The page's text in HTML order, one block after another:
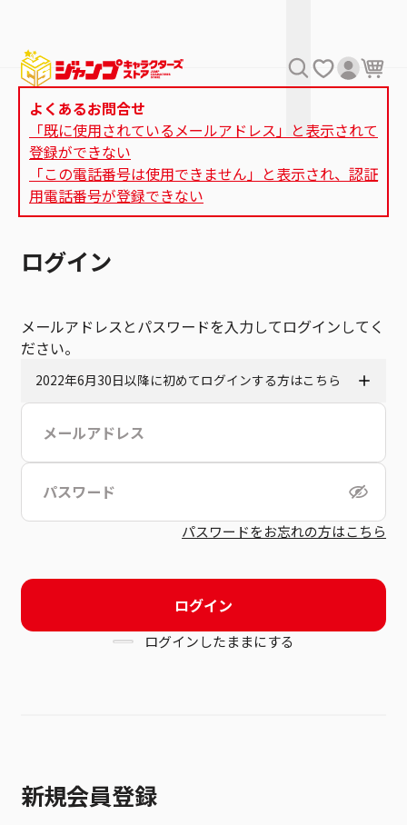
よくあるお問合せ
「既に使用されているメールアドレス」と表示されて
登録ができない
「この電話番号は使用できません」と表示され、認証
用電話番号が登録できない
ログイン
メールアドレスとパスワードを入力してログインしてく
ださい。
2022年6月30日以降に初めてログインする方はこちら
こちら
パスワードをお忘れの方はこちら
ログイン
ログインしたままにする
新規会員登録